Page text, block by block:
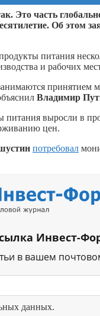
Это часть
Об этом
питания
и рабочих
Владимир
выросли в
цен.
потребовал
Инвест-
в вашем
данных.